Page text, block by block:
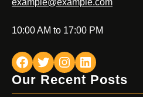
example@example.com
10:00 AM to 17:00 PM
Facebook Twitter Instagram LinkedIn
Our Recent Posts